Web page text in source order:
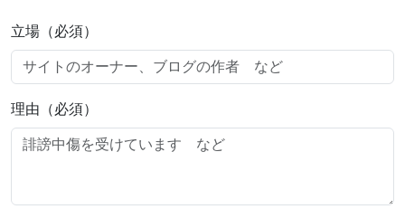
立場（必須）
理由（必須）